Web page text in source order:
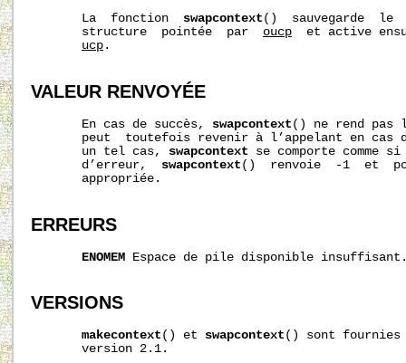
       La  fonction
swapcontext ()  sauvegarde  le
       structure  pointée  par
oucp
et active
ucp .
VALEUR RENVOYÉE
       En cas de succès,
swapcontext () ne rend pas
peut  toutefois revenir à l’appelant en cas
       un tel cas,
swapcontext se comporte comme
       d’erreur,
swapcontext ()  renvoie  -1  et
       appropriée.
ERREURS
ENOMEM Espace de pile disponible
VERSIONS
makecontext () et swapcontext () sont
       version 2.1.